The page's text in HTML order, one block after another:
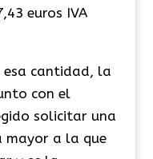
euros IVA
esa cantidad, la
con el
solicitar una
mayor a la que